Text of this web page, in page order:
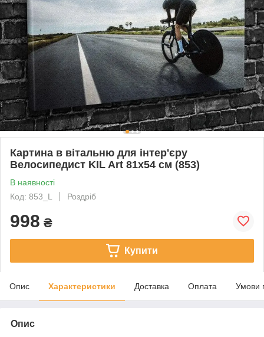
Картина в вітальню для інтер'єру
Велосипедист KIL Art 81x54 см (853)
В наявності
Код: 853_L
Роздріб
998 ₴
Купити
Опис Характеристики Доставка Оплата Умови
Опис